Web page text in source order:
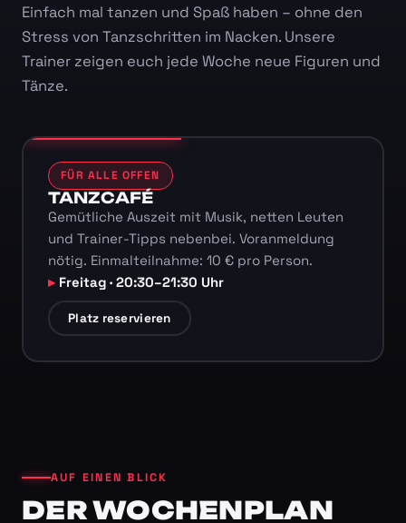
Einfach mal tanzen und Spaß haben – ohne den
Stress von Tanzschritten im Nacken. Unsere
Trainer zeigen euch jede Woche neue Figuren und
Tänze.
FÜR ALLE OFFEN
TANZCAFÉ
Gemütliche Auszeit mit Musik, netten Leuten
und Trainer-Tipps nebenbei. Voranmeldung
nötig. Einmalteilnahme: 10 € pro Person.
Freitag · 20:30–21:30 Uhr
Platz reservieren
AUF EINEN BLICK
DER WOCHENPLAN